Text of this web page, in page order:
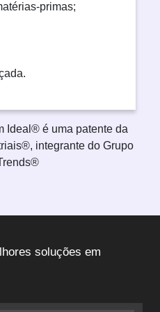
primas;
Ideal® é uma patente da
integrante do Grupo
soluções em